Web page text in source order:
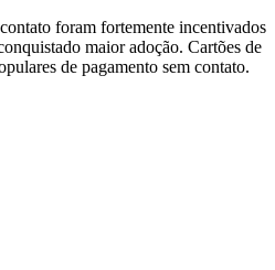
foram fortemente incentivados
maior adoção. Cartões de
de pagamento sem contato.